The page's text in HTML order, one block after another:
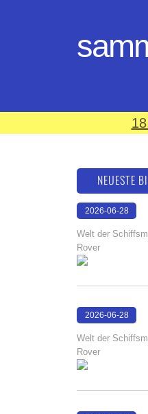
NEUESTE
2026-06-28
Welt der
Rover
2026-06-28
Welt der
Rover